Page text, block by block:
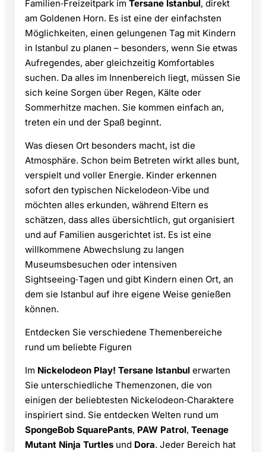
Familien‑Freizeitpark im Tersane Istanbul, direkt
am Goldenen Horn. Es ist eine der einfachsten
Möglichkeiten, einen gelungenen Tag mit Kindern
in Istanbul zu planen – besonders, wenn Sie etwas
Aufregendes, aber gleichzeitig Komfortables
suchen. Da alles im Innenbereich liegt, müssen Sie
sich keine Sorgen über Regen, Kälte oder
Sommerhitze machen. Sie kommen einfach an,
treten ein und der Spaß beginnt.
Was diesen Ort besonders macht, ist die
Atmosphäre. Schon beim Betreten wirkt alles bunt,
verspielt und voller Energie. Kinder erkennen
sofort den typischen Nickelodeon‑Vibe und
möchten alles erkunden, während Eltern es
schätzen, dass alles übersichtlich, gut organisiert
und auf Familien ausgerichtet ist. Es ist eine
willkommene Abwechslung zu langen
Museumsbesuchen oder intensiven
Sightseeing‑Tagen und gibt Kindern einen Ort, an
dem sie Istanbul auf ihre eigene Weise genießen
können.
Entdecken Sie verschiedene Themenbereiche
rund um beliebte Figuren
Im Nickelodeon Play! Tersane Istanbul erwarten
Sie unterschiedliche Themenzonen, die von
einigen der beliebtesten Nickelodeon‑Charaktere
inspiriert sind. Sie entdecken Welten rund um
SpongeBob SquarePants, PAW Patrol, Teenage
Mutant Ninja Turtles und Dora. Jeder Bereich hat